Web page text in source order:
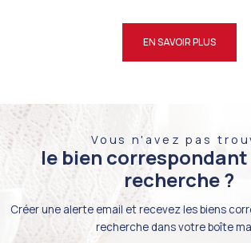
EN SAVOIR PLUS
Vous n'avez pas
le bien
recherche ?
Créer une alerte email et recevez les biens
recherche dans votre boîte